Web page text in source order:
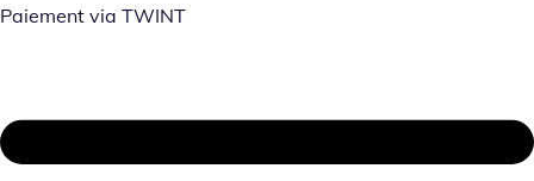
Paiement via TWINT